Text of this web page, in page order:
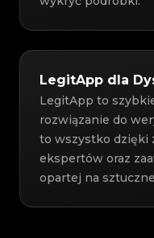
LegitApp dla
LegitApp to
rozwiązanie do
to wszystko dzięki
ekspertów oraz
opartej na